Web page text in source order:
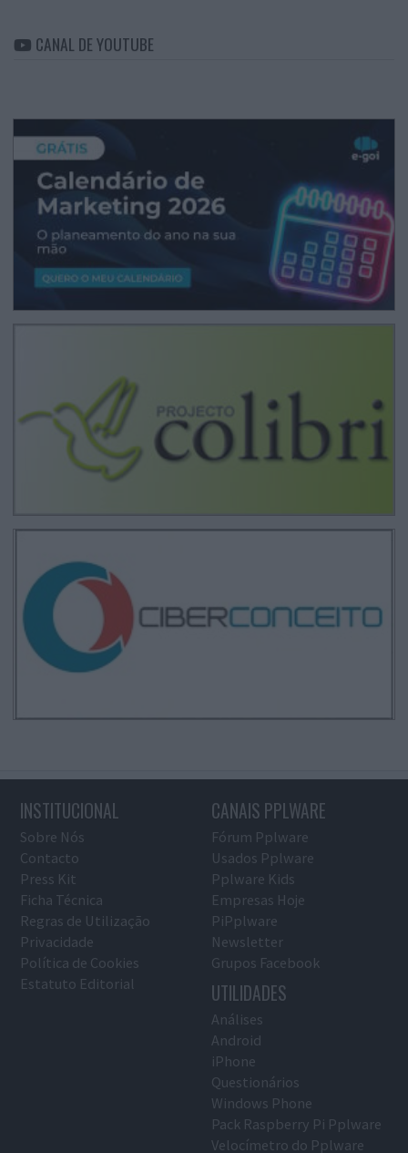
CANAL DE YOUTUBE
INSTITUCIONAL
Sobre Nós
Contacto
Press Kit
Ficha Técnica
Regras de Utilização
Privacidade
Política de Cookies
Estatuto Editorial
CANAIS PPLWARE
Fórum Pplware
Usados Pplware
Pplware Kids
Empresas Hoje
PiPplware
Newsletter
Grupos Facebook
UTILIDADES
Análises
Android
iPhone
Questionários
Windows Phone
Pack Raspberry Pi Pplware
Velocímetro do Pplware